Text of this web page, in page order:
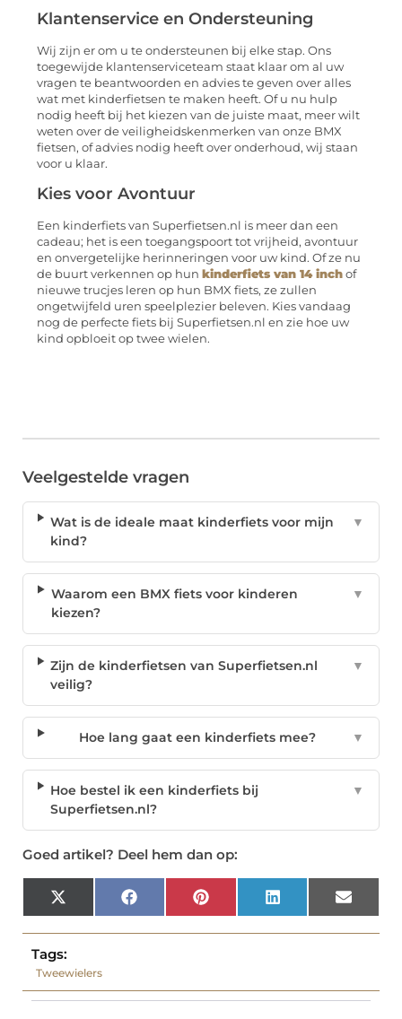
Klantenservice en Ondersteuning
Wij zijn er om u te ondersteunen bij elke stap. Ons
toegewijde klantenserviceteam staat klaar om al uw
vragen te beantwoorden en advies te geven over alles
wat met kinderfietsen te maken heeft. Of u nu hulp
nodig heeft bij het kiezen van de juiste maat, meer wilt
weten over de veiligheidskenmerken van onze BMX
fietsen, of advies nodig heeft over onderhoud, wij staan
voor u klaar.
Kies voor Avontuur
Een kinderfiets van Superfietsen.nl is meer dan een
cadeau; het is een toegangspoort tot vrijheid, avontuur
en onvergetelijke herinneringen voor uw kind. Of ze nu
de buurt verkennen op hun kinderfiets van 14 inch of
nieuwe trucjes leren op hun BMX fiets, ze zullen
ongetwijfeld uren speelplezier beleven. Kies vandaag
nog de perfecte fiets bij Superfietsen.nl en zie hoe uw
kind opbloeit op twee wielen.
Veelgestelde vragen
Wat is de ideale maat kinderfiets voor mijn
kind?
▼
Waarom een BMX fiets voor kinderen
kiezen?
▼
Zijn de kinderfietsen van Superfietsen.nl
veilig?
▼
Hoe lang gaat een kinderfiets mee? ▼
Hoe bestel ik een kinderfiets bij
Superfietsen.nl?
▼
Goed artikel? Deel hem dan op:
X
(Twitter)
Facebook Pinterest LinkedIn Email
Tags:
Tweewielers